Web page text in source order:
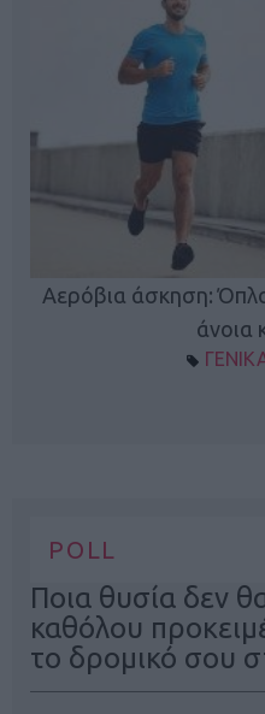
Αερόβια άσκηση:
άνοια
POLL
Ποια θυσία δεν
καθόλου
το δρομικό σου